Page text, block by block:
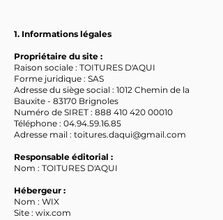
1. Informations légales
Propriétaire du site :
Raison sociale : TOITURES D'AQUI
Forme juridique : SAS
Adresse du siège social : 1012 Chemin de la
Bauxite - 83170 Brignoles
Numéro de SIRET : 888 410 420 00010
Téléphone : 04.94.59.16.85
Adresse mail : toitures.daqui@gmail.com
Responsable éditorial :
Nom : TOITURES D'AQUI
Hébergeur :
Nom : WIX
Site : wix.com​​​